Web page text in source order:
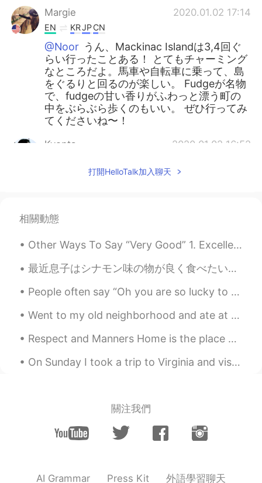
Margie 2020.01.02 17:14
EN KRJPCN
@Noor うん、Mackinac Islandは3,4回ぐ
らい行ったことある！ とてもチャーミング
なところだよ。馬車や自転車に乗って、島
をぐるりと回るのが楽しい。 Fudgeが名物
で、fudgeの甘い香りがふわっと漂う町の
中をぶらぶら歩くのもいい。 ぜひ行ってみ
てくださいね〜！
Kyonta 2020.01.02 16:52
とても情緒的にに故郷の村の事を説明して
た。 You explained a circumstance about
to me to imagine your hometown in that
poetic way. It makes me feel like visiting
there. 😌
Noor 2020.01.02 16:34
ミシガン州は北の方にあるから冬はかなり
寒いんだよね😨❄️ あたしは、いつか
Mackinac islandに行ってみたいんだ。 行
ったことある？
hana 花 2020.01.02 16:21
すごい！！めちゃくちゃ美しいですね❄行
打開HelloTalk加入聊天
相關動態
Other Ways To Say “Very Good” 1. Excellent Meaning: extremely good, outstanding "She got an exc...
最近息子はシナモン味の物が良く食べたいそうので、今日は手作りシナモンロールを作った Lately my son wants to often eat things that are cinnam...
People often say “Oh you are so lucky to have an athletic figure. It’s not fair” Lucky? This me...
Went to my old neighborhood and ate at my favorite Chinese restaurant in the area. Went to the m...
Respect and Manners Home is the place where you first learn about manners and respect. >You lea...
On Sunday I took a trip to Virginia and visited the Rockfish Gap Hawk Watch where they count migr...
關注我們
AI Grammar Press Kit 外語學習聊天